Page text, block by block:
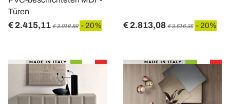
Türen
€ 2.415,11 € 3.018,89 - 20% € 2.813,08 € 3.516,35 - 20%